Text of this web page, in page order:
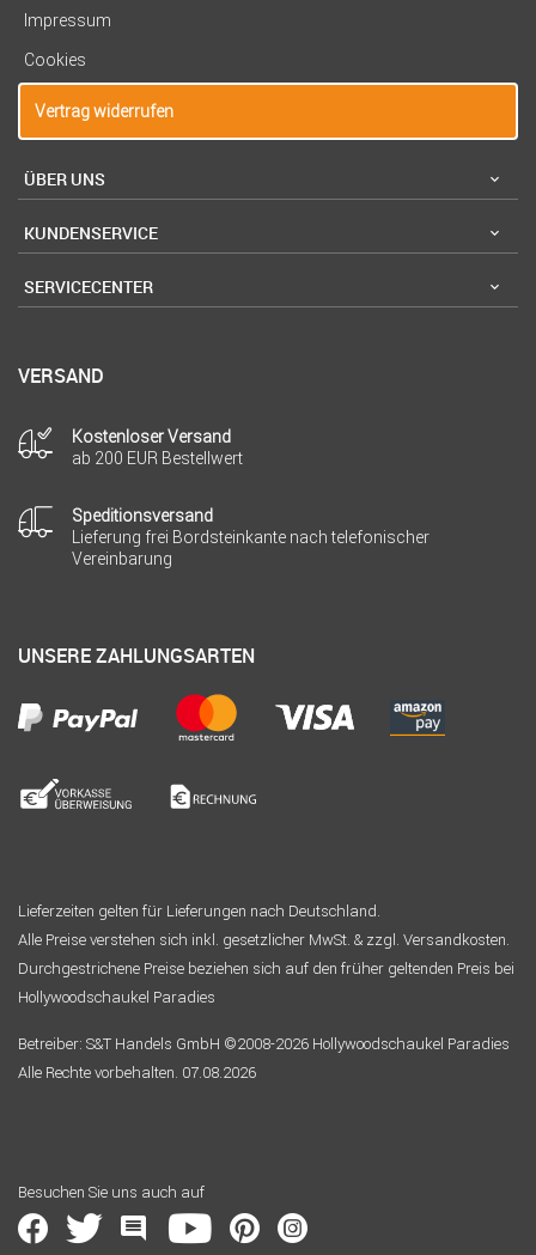
Impressum
Cookies
Vertrag widerrufen
ÜBER UNS
KUNDENSERVICE
SERVICECENTER
VERSAND
Kostenloser Versand
ab 200 EUR Bestellwert
Speditionsversand
Lieferung frei Bordsteinkante nach telefonischer
Vereinbarung
UNSERE ZAHLUNGSARTEN
Lieferzeiten gelten für Lieferungen nach Deutschland.
Alle Preise verstehen sich inkl. gesetzlicher MwSt. & zzgl. Versandkosten.
Durchgestrichene Preise beziehen sich auf den früher geltenden Preis bei
Hollywoodschaukel Paradies
Betreiber: S&T Handels GmbH ©2008-2026 Hollywoodschaukel Paradies
Alle Rechte vorbehalten. 07.08.2026
Besuchen Sie uns auch auf